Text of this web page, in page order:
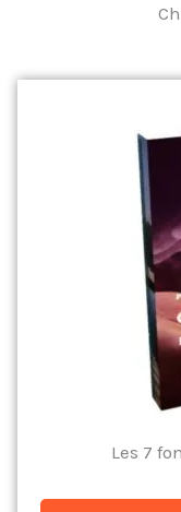
Les 7